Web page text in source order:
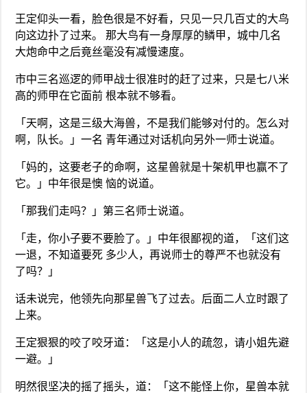
王定仰头一看，脸色很是不好看，只见一只几百丈的大鸟
向这边扑了过来。 那大鸟有一身厚厚的鳞甲，城中几名
大炮命中之后竟丝毫没有减慢速度。
市中三名巡逻的师甲战士很准时的赶了过来，只是七八米
高的师甲在它面前 根本就不够看。
「天啊，这是三级大海兽，不是我们能够对付的。怎么对
啊，队长。」一名 青年通过对话机向另外一师士说道。
「妈的，这要老子的命啊，这星兽就是十架机甲也赢不了
它。」中年很是懊 恼的说道。
「那我们走吗？」第三名师士说道。
「走，你小子要不要脸了。」中年很鄙视的道，「这们这
一退，不知道要死 多少人，再说师士的尊严不也就没有
了吗？」
话未说完，他领先向那星兽飞了过去。后面二人立时跟了
上来。
王定狠狠的咬了咬牙道：「这是小人的疏忽，请小姐先避
一避。」
明然很坚决的摇了摇头，道：「这不能怪上你，星兽本就